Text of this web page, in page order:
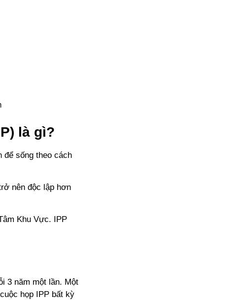
là gì?
để sống theo cách
nên độc lập hơn
Khu Vực. IPP
3 năm một lần. Một
họp IPP bất kỳ